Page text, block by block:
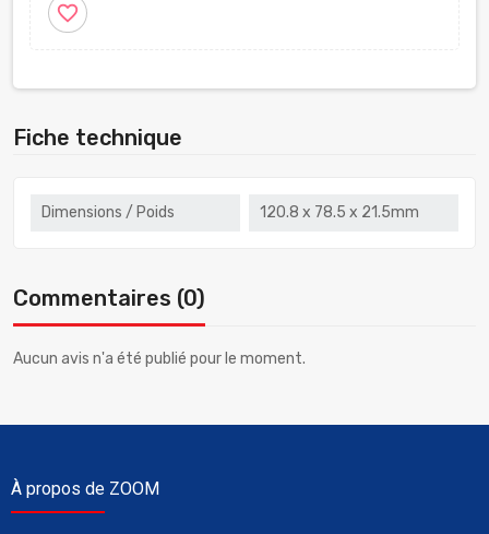
favorite_border
Fiche technique
Dimensions / Poids 120.8 x 78.5 x 21.5mm
Commentaires (0)
Aucun avis n'a été publié pour le moment.
À propos de ZOOM